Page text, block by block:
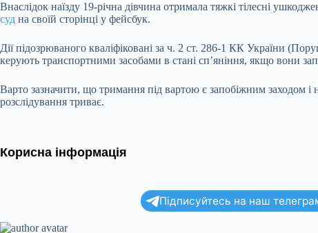
Внаслідок наїзду 19-річна дівчина отримала тяжкі тілесні
суд на своїй сторінці у фейсбук.
Дії підозрюваного кваліфіковані за ч. 2 ст. 286-1 КК України
керують транспортними засобами в стані сп’яніння, якщо вони
Варто зазначити, що тримання під вартою є запобіжним заходом
розслідування триває.
Корисна інформація
Підписуйтесь на наш